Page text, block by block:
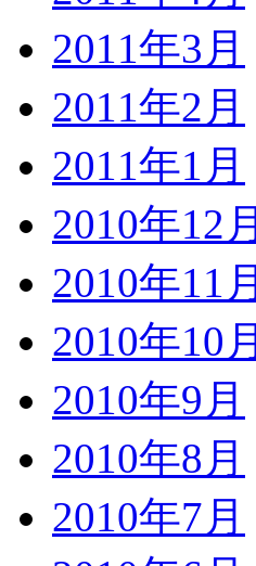
2011年3月
2011年2月
2011年1月
2010年12月
2010年11月
2010年10月
2010年9月
2010年8月
2010年7月